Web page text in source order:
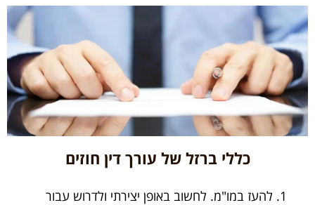
כללי ברזל של עורך דין חוזים
להעז במו"מ. לחשוב באופן יצירתי ולדרוש עבור